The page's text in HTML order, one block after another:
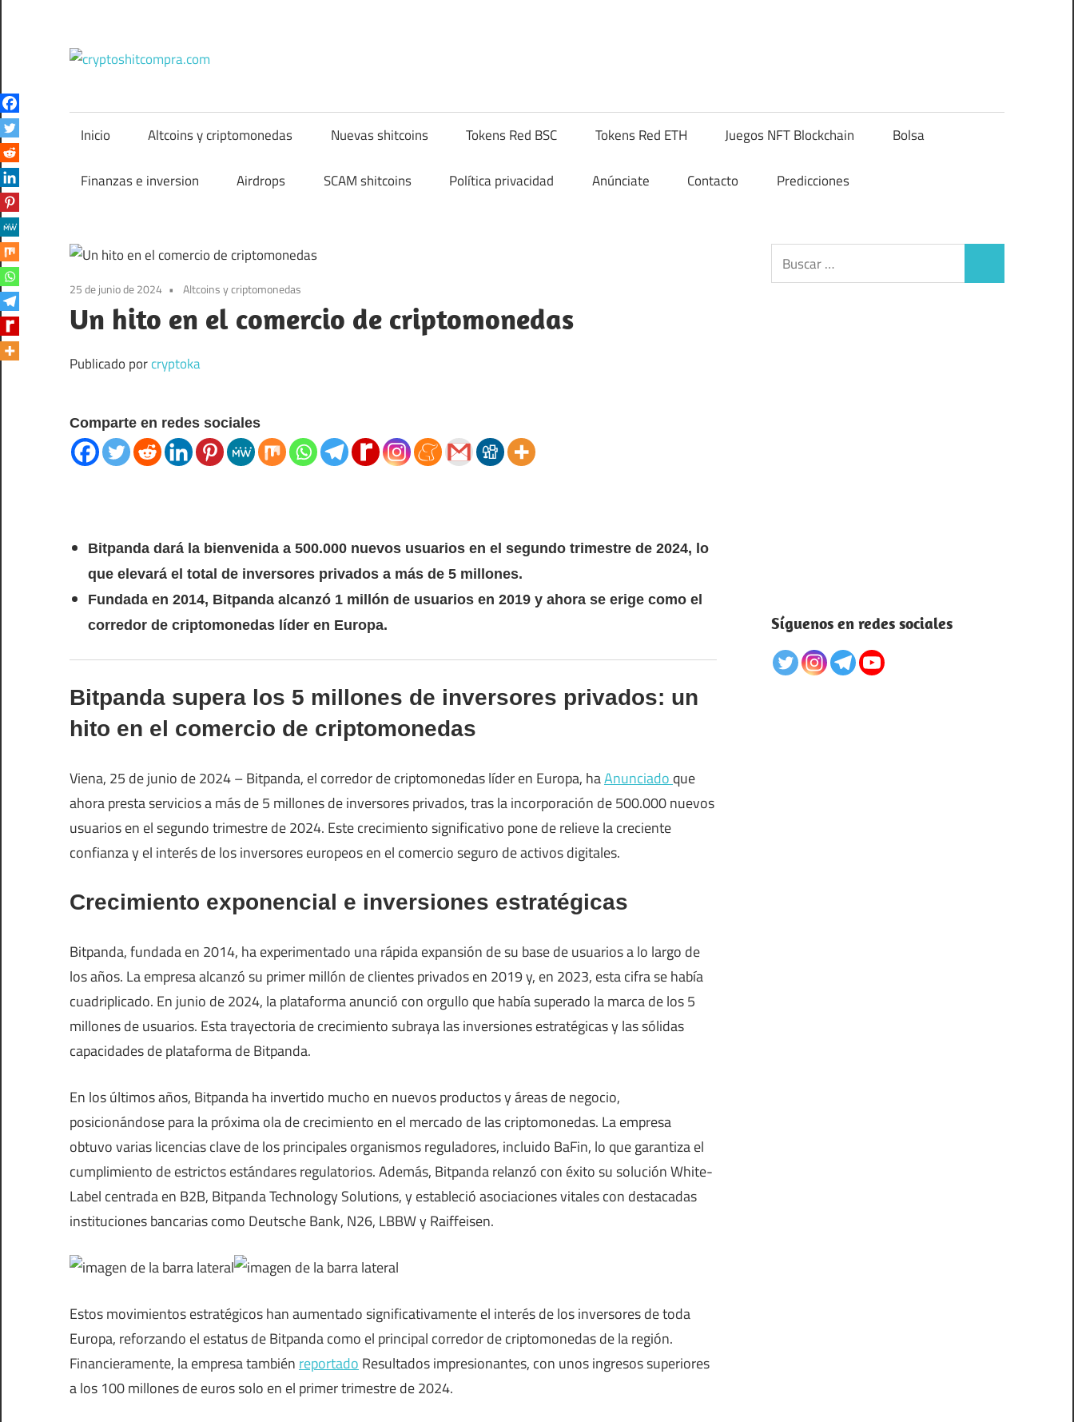
contenido
Inicio Altcoins y criptomonedas Nuevas shitcoins Tokens Red BSC Tokens Red ETH Juegos NFT Blockchain Bolsa
Finanzas e inversion Airdrops SCAM shitcoins Política privacidad Anúnciate Contacto Predicciones
25 de junio de 2024 Altcoins y criptomonedas
Un hito en el comercio de criptomonedas
Publicado porcryptoka
Comparte en redes sociales
Bitpanda dará la bienvenida a 500.000 nuevos usuarios en el segundo trimestre de 2024, lo
que elevará el total de inversores privados a más de 5 millones.
Fundada en 2014, Bitpanda alcanzó 1 millón de usuarios en 2019 y ahora se erige como el
corredor de criptomonedas líder en Europa.
Bitpanda supera los 5 millones de inversores privados: un
hito en el comercio de criptomonedas
Viena, 25 de junio de 2024 – Bitpanda, el corredor de criptomonedas líder en Europa, haAnunciado que
ahora presta servicios a más de 5 millones de inversores privados, tras la incorporación de 500.000 nuevos
usuarios en el segundo trimestre de 2024. Este crecimiento significativo pone de relieve la creciente
confianza y el interés de los inversores europeos en el comercio seguro de activos digitales.
Crecimiento exponencial e inversiones estratégicas
Bitpanda, fundada en 2014, ha experimentado una rápida expansión de su base de usuarios a lo largo de
los años. La empresa alcanzó su primer millón de clientes privados en 2019 y, en 2023, esta cifra se había
cuadriplicado. En junio de 2024, la plataforma anunció con orgullo que había superado la marca de los 5
millones de usuarios. Esta trayectoria de crecimiento subraya las inversiones estratégicas y las sólidas
capacidades de plataforma de Bitpanda.
En los últimos años, Bitpanda ha invertido mucho en nuevos productos y áreas de negocio,
posicionándose para la próxima ola de crecimiento en el mercado de las criptomonedas. La empresa
obtuvo varias licencias clave de los principales organismos reguladores, incluido BaFin, lo que garantiza el
cumplimiento de estrictos estándares regulatorios. Además, Bitpanda relanzó con éxito su solución White-
Label centrada en B2B, Bitpanda Technology Solutions, y estableció asociaciones vitales con destacadas
instituciones bancarias como Deutsche Bank, N26, LBBW y Raiffeisen.
Estos movimientos estratégicos han aumentado significativamente el interés de los inversores de toda
Europa, reforzando el estatus de Bitpanda como el principal corredor de criptomonedas de la región.
Financieramente, la empresa también reportado Resultados impresionantes, con unos ingresos superiores
a los 100 millones de euros solo en el primer trimestre de 2024.
Buscar:
Síguenos en redes sociales